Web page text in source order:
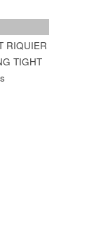
RIQUIER
TIGHT